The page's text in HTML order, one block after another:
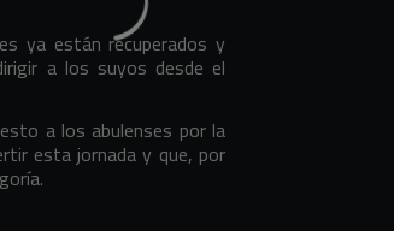
ya están recuperados y
a los suyos desde el
a los abulenses por la
esta jornada y que, por